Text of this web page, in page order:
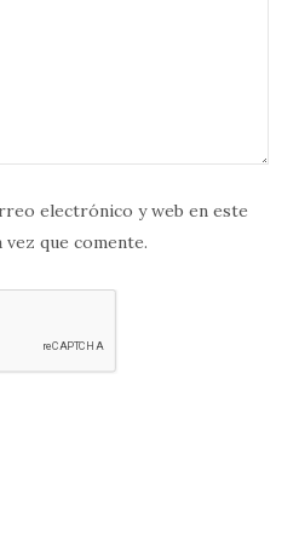
electrónico y web en este
que comente.